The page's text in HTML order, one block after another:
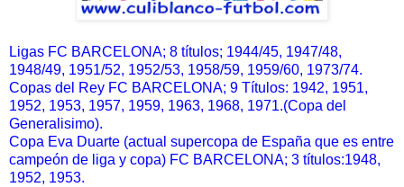
Ligas FC BARCELONA; 8 títulos; 1944/45, 1947/48,
1948/49, 1951/52, 1952/53, 1958/59, 1959/60, 1973/74.
Copas del Rey FC BARCELONA; 9 Títulos: 1942, 1951,
1952, 1953, 1957, 1959, 1963, 1968, 1971.(Copa del
Generalisimo).
Copa Eva Duarte (actual supercopa de España que es entre
campeón de liga y copa) FC BARCELONA; 3 títulos:1948,
1952, 1953.